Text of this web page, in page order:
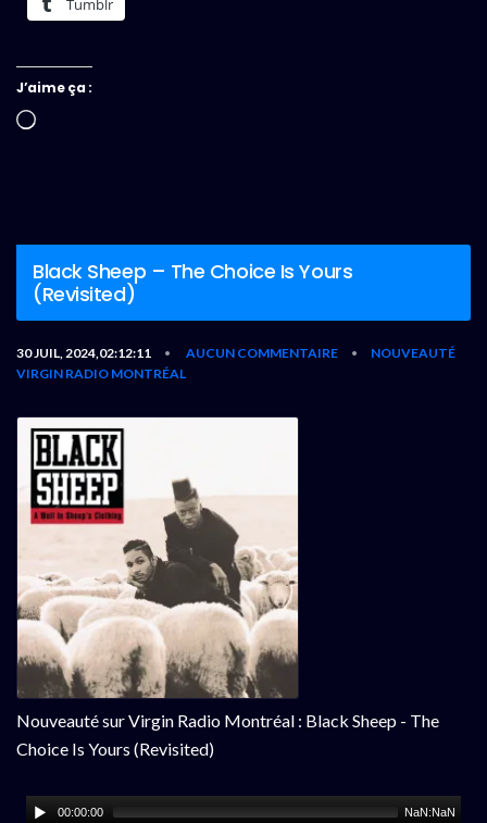
Tumblr
J’aime ça :
Chargement…
Black Sheep – The Choice Is Yours
(Revisited)
30 JUIL, 2024,02:12:11 • AUCUN COMMENTAIRE •
NOUVEAUTÉ
VIRGIN RADIO MONTRÉAL
Nouveauté sur Virgin Radio Montréal : Black Sheep - The
Choice Is Yours (Revisited)
00:00:00 NaN:NaN